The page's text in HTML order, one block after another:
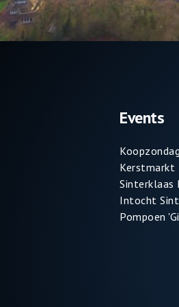
Events
Kerstmarkt
Sinterklaas
Intocht
Pompoen